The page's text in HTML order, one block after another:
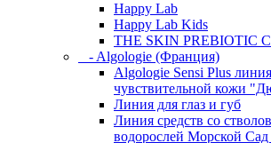
Happy Lab
Happy Lab Kids
THE SKIN PREBIOTIC
- Algologie (Франция)
Algologie Sensi Plus
чувcтвительной кожи
Линия для глаз и губ
Линия средств со
водорослей Морской